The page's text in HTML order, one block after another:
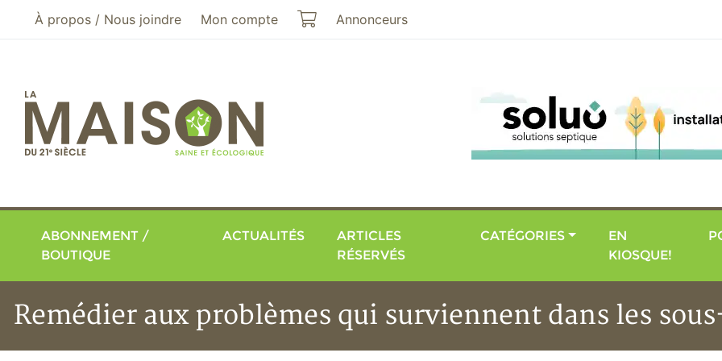
Aller au menu principal
Aller au contenu principal
À propos / Nous joindre Mon compte Mon panier
Annonceurs
ABONNEMENT /
BOUTIQUE
ACTUALITÉS
ARTICLES
RÉSERVÉS
CATÉGORIES
EN
KIOSQUE!
Remédier aux problèmes qui surviennent dans les